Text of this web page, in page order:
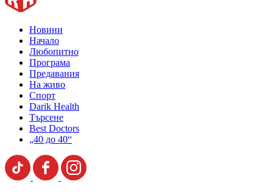
Новини
Начало
Любопитно
Програма
Предавания
На живо
Спорт
Darik Health
Търсене
Best Doctors
„40 до 40“